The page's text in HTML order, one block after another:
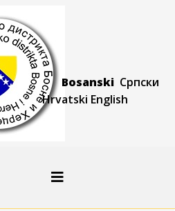
Bosanski Српски
Hrvatski English